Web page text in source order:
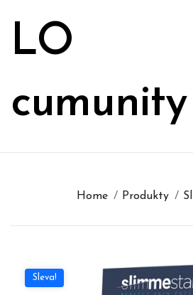
LO
cumunity
Home Produkty
Sleva!